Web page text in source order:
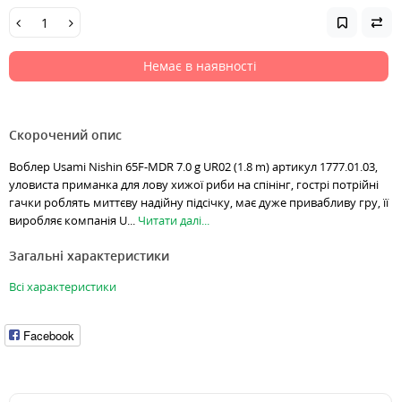
Немає в наявності
Скорочений опис
Воблер Usami Nishin 65F-MDR 7.0 g UR02 (1.8 m) артикул 1777.01.03,
уловиста приманка для лову хижої риби на спінінг, гострі потрійні
гачки роблять миттєву надійну підсічку, має дуже привабливу гру, її
виробляє компанія U... Читати далі...
Загальні характеристики
Всі характеристики
Facebook